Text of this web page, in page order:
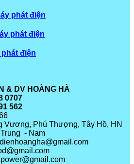
phát điện
phát điện
điện
& DV HOÀNG HÀ
0707
562
Vương, Phú Thượng, Tây Hồ, HN
- Nam